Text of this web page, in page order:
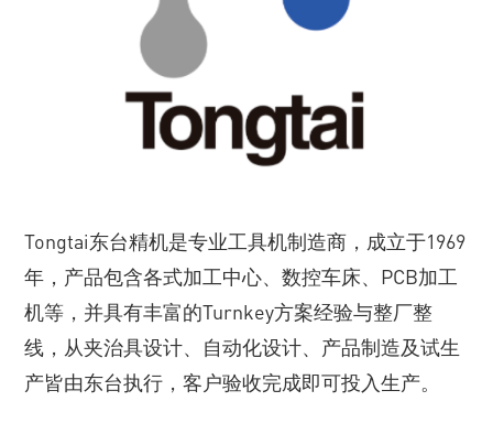
Tongtai东台精机是专业工具机制造商，成立于1969
年，产品包含各式加工中心、数控车床、PCB加工
机等，并具有丰富的Turnkey方案经验与整厂整
线，从夹治具设计、自动化设计、产品制造及试生
产皆由东台执行，客户验收完成即可投入生产。